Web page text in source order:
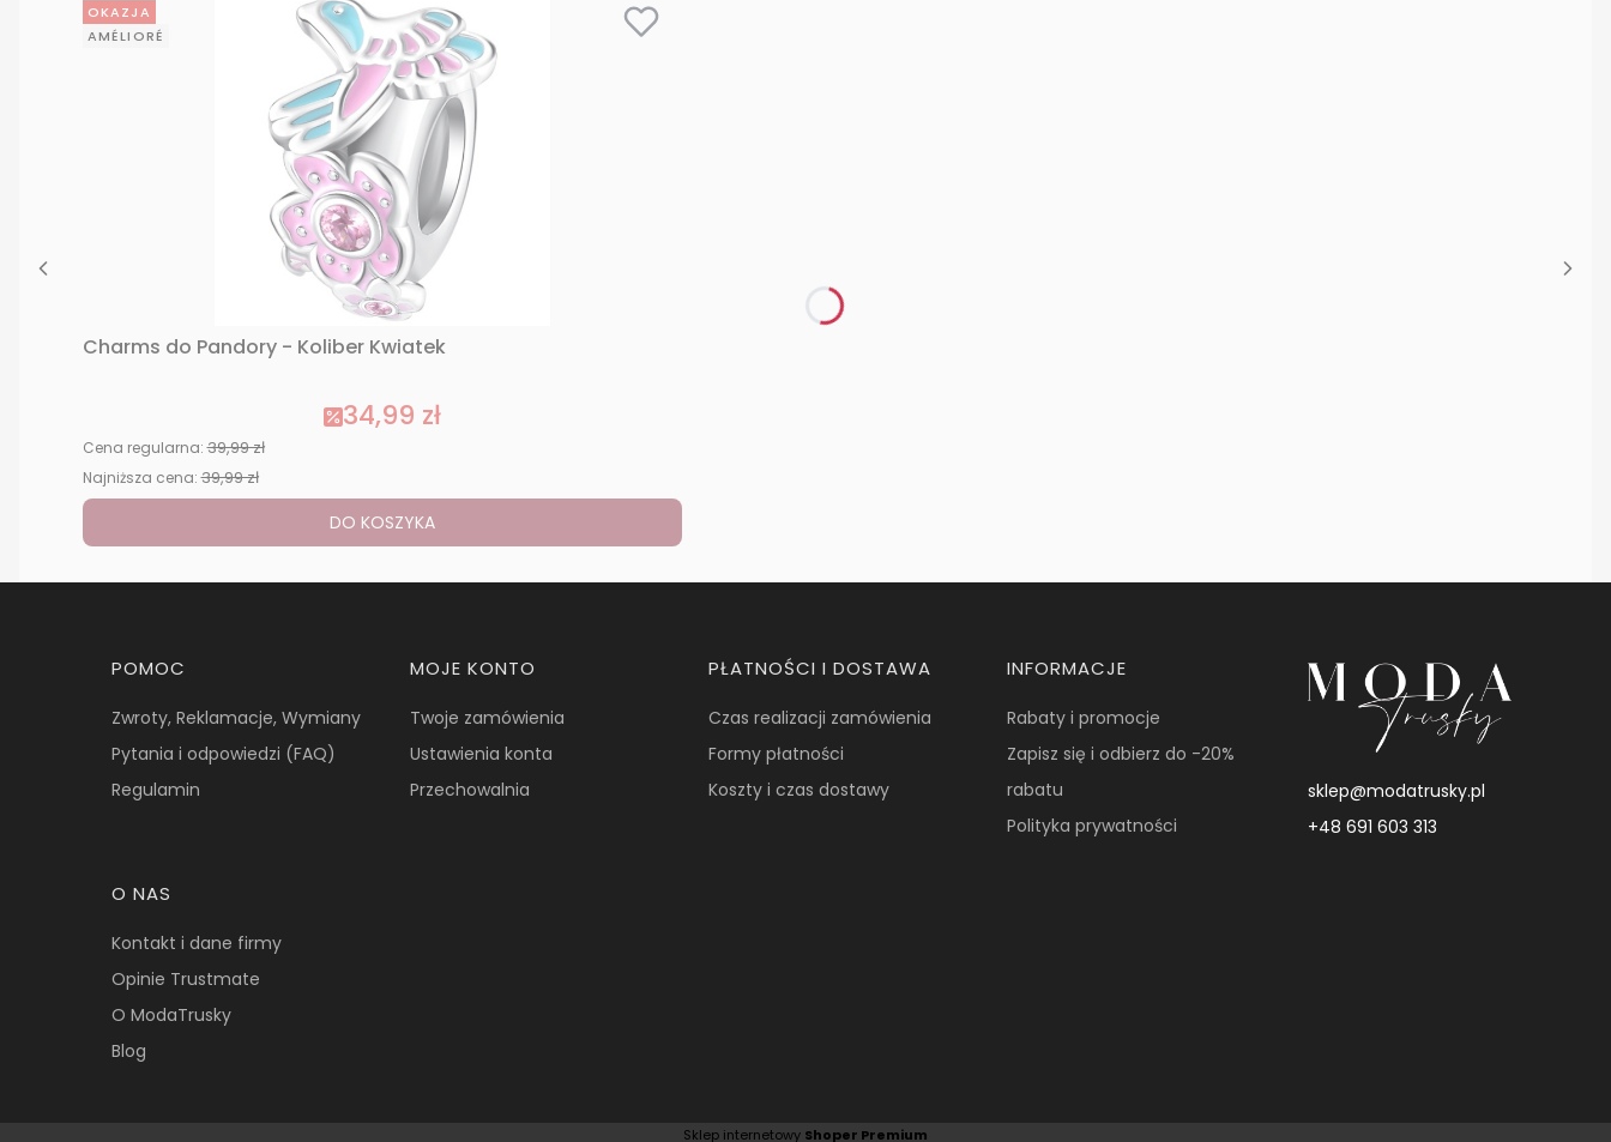
OKAZJA
AMÉLIORÉ
Charms do Pandory - Koliber Kwiatek
34,99 zł
Cena regularna: 39,99 zł
Najniższa cena: 39,99 zł
DO KOSZYKA
Linki w stopce
POMOC
Zwroty, Reklamacje, Wymiany
Pytania i odpowiedzi (FAQ)
Regulamin
MOJE KONTO
Twoje zamówienia
Ustawienia konta
Przechowalnia
PŁATNOŚCI I DOSTAWA
Czas realizacji zamówienia
Formy płatności
Koszty i czas dostawy
INFORMACJE
Rabaty i promocje
Zapisz się i odbierz do -20%
rabatu
Polityka prywatności
O NAS
Kontakt i dane firmy
Opinie Trustmate
O ModaTrusky
Blog
sklep@modatrusky.pl
+48 691 603 313
Sklep internetowy Shoper Premium